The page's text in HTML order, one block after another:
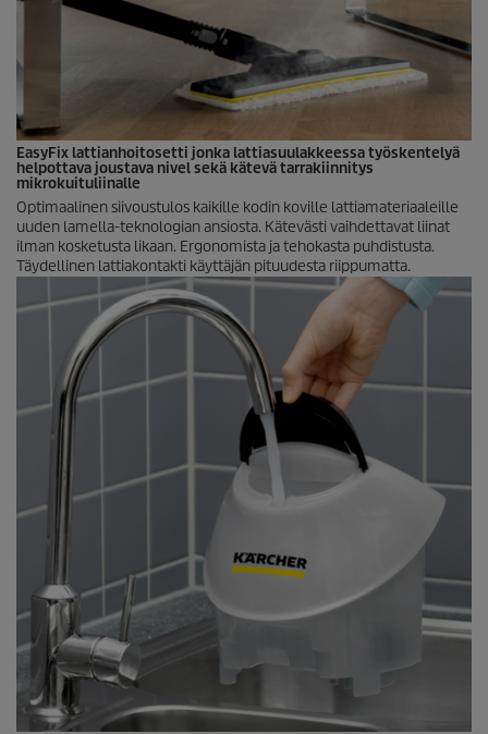
EasyFix lattianhoitosetti jonka lattiasuulakkeessa työskentelyä
helpottava joustava nivel sekä kätevä tarrakiinnitys
mikrokuituliinalle
Optimaalinen siivoustulos kaikille kodin koville lattiamateriaaleille
uuden lamella-teknologian ansiosta. Kätevästi vaihdettavat liinat
ilman kosketusta likaan. Ergonomista ja tehokasta puhdistusta.
Täydellinen lattiakontakti käyttäjän pituudesta riippumatta.